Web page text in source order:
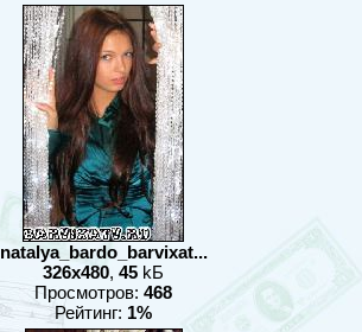
natalya_bardo_barvixat...
326x480, 45 kБ
Просмотров: 468
Рейтинг: 1%